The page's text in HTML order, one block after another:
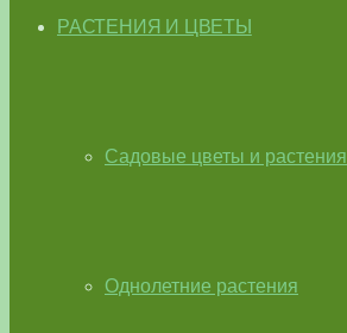
РАСТЕНИЯ И ЦВЕТЫ
Садовые цветы и растения
Однолетние растения